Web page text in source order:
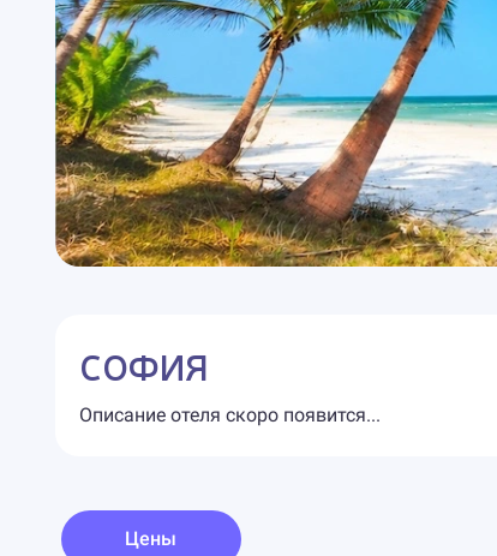
СОФИЯ
Описание отеля скоро появится...
Цены